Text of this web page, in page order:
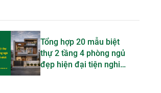
Tổng hợp 20 mẫu biệt
thự 2 tầng 4 phòng ngủ
đẹp hiện đại tiện nghi